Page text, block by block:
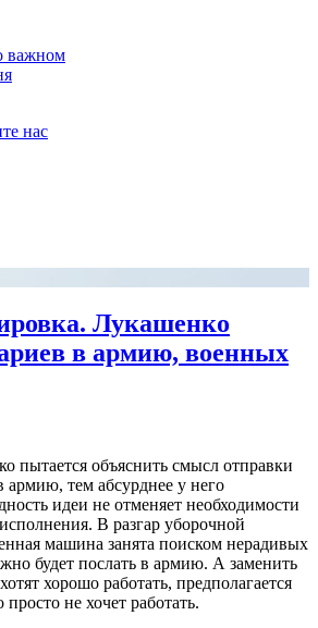
важном
нас
Лукашенко
в армию, военных
пытается объяснить смысл отправки
армию, тем абсурднее у него
идеи не отменяет необходимости
В разгар уборочной
машина занята поиском нерадивых
будет послать в армию. А заменить
хорошо работать, предполагается
не хочет работать.